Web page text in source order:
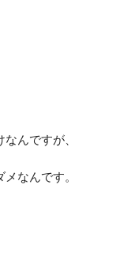
んですが、
なんです。